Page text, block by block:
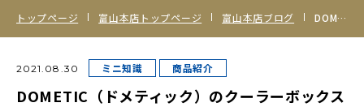
トップページ 富山本店トップページ 富山本店ブログ DOMETIC（ドメティック）のクーラーボックス&タンブラーの保冷力を検証♪
2021.08.30 ミニ知識 商品紹介
DOMETIC（ドメティック）のクーラーボックス